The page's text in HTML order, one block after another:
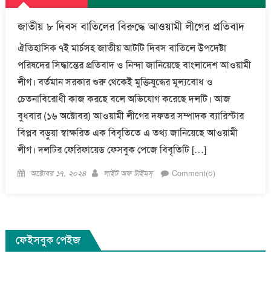
জাতীয় ৮ দিবস বাতিলের বিরুদ্ধে আওয়ামী লীগের প্রতিবাদ
ঐতিহাসিক ৭ই মার্চসহ জাতীয় আটটি দিবস বাতিলে উপদেষ্টা
পরিষদের সিদ্ধান্তের প্রতিবাদ ও নিন্দা জানিয়েছে বাংলাদেশ আওয়ামী
লীগ। বর্তমান সরকার শুরু থেকেই মুক্তিযুদ্ধের মূল্যবোধ ও
চেতনাবিরোধী কাজ করছে বলে অভিযোগ করেছে দলটি। আজ
বুধবার (‌১৬ অক্টোবর) আওয়ামী লীগের দফতর সম্পাদক ব্যারিস্টার
বিপ্লব বড়ুয়া স্বাক্ষরিত এক বিবৃতিতে এ তথ্য জানিয়েছে আওয়ামী
লীগ। দলটির ফেরিফায়েড ফেসবুক পেজে বিবৃতিটি […]
Posted
অক্টোবর ১৭, ২০২৪ Author
লাইট অফ টাইমস্ Comment(০)
ফেইসবুক পেইজ